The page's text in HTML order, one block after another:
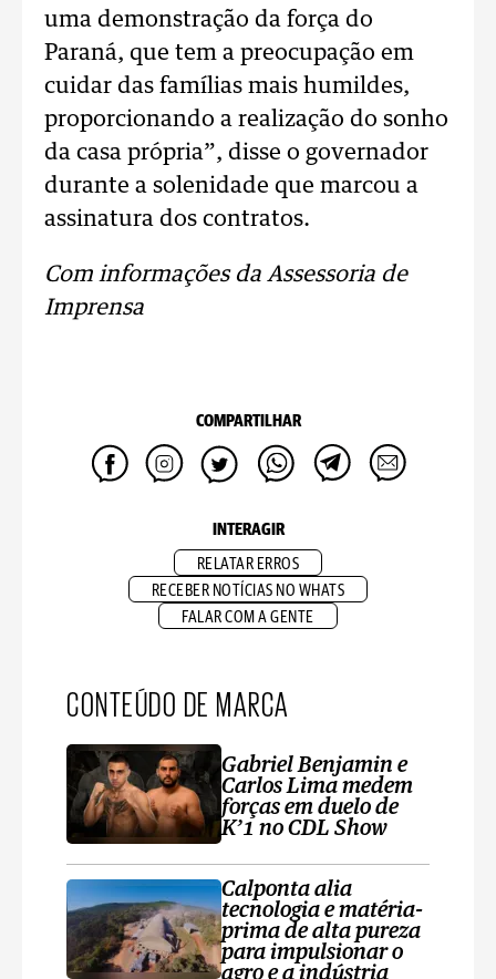
uma demonstração da força do
Paraná, que tem a preocupação em
cuidar das famílias mais humildes,
proporcionando a realização do sonho
da casa própria”, disse o governador
durante a solenidade que marcou a
assinatura dos contratos.
Com informações da Assessoria de
Imprensa
COMPARTILHAR
INTERAGIR
RELATAR ERROS
RECEBER NOTÍCIAS NO WHATS
FALAR COM A GENTE
CONTEÚDO DE MARCA
Gabriel Benjamin e
Carlos Lima medem
forças em duelo de
K’1 no CDL Show
Calponta alia
tecnologia e matéria-
prima de alta pureza
para impulsionar o
agro e a indústria